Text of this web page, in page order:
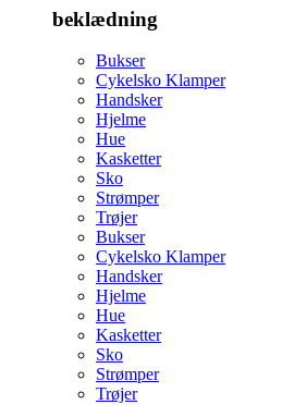
beklædning
Bukser
Cykelsko Klamper
Handsker
Hjelme
Hue
Kasketter
Sko
Strømper
Trøjer
Bukser
Cykelsko Klamper
Handsker
Hjelme
Hue
Kasketter
Sko
Strømper
Trøjer